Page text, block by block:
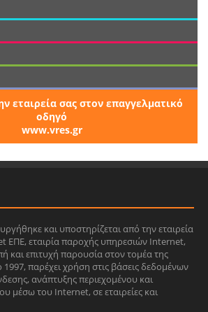
εταιρεία σας στον επαγγελματικό
οδηγό
www.vres.gr
και υποστηρίζεται από την εταιρεία
ΕΠΕ, εταιρία παροχής υπηρεσιών Internet,
και επιτυχή παρουσία στον τομέα της
παρέχει χρήση στις βάσεις δεδομένων
ανάπτυξης περιεχομένου και
μέσω του Internet, σε εταιρείες και